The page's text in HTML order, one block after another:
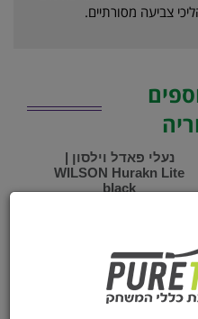
נעלי פאדל וילסון |
WILSON Hurakn Lite
black